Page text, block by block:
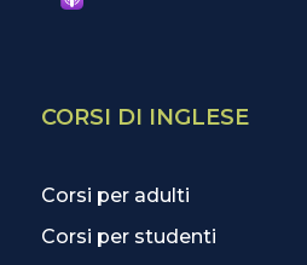
CORSI DI INGLESE
Corsi per adulti
Corsi per studenti